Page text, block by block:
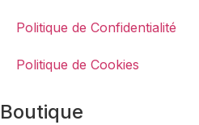
Politique de Confidentialité
Politique de Cookies
Boutique